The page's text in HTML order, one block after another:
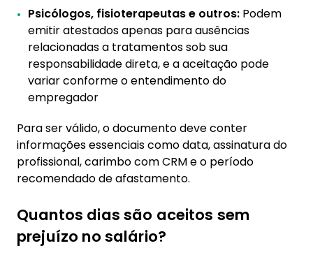
Psicólogos, fisioterapeutas e outros: Podem
emitir atestados apenas para ausências
relacionadas a tratamentos sob sua
responsabilidade direta, e a aceitação pode
variar conforme o entendimento do
empregador
Para ser válido, o documento deve conter
informações essenciais como data, assinatura do
profissional, carimbo com CRM e o período
recomendado de afastamento.
Quantos dias são aceitos sem
prejuízo no salário?